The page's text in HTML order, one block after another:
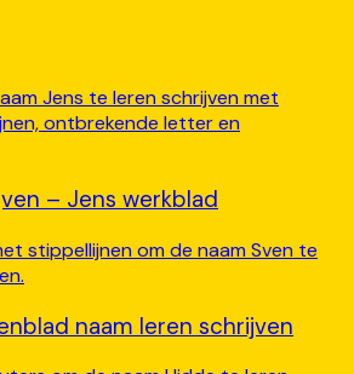
– Jens werkblad
naam leren schrijven